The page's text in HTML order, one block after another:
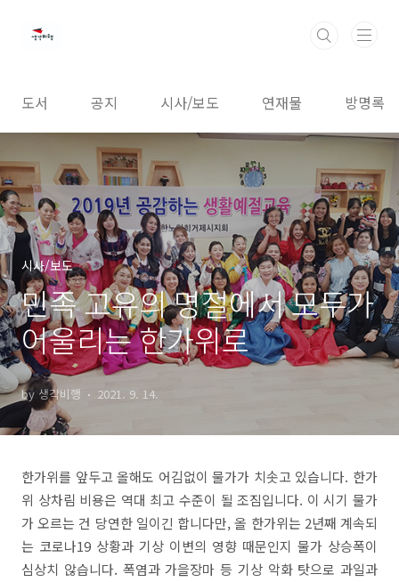
도서 공지 시사/보도 연재물 방명록
시사/보도
민족 고유의 명절에서 모두가
어울리는 한가위로
by 생각비행 2021. 9. 14.
한가위를 앞두고 올해도 어김없이 물가가 치솟고 있습니다. 한가
위 상차림 비용은 역대 최고 수준이 될 조짐입니다. 이 시기 물가
가 오르는 건 당연한 일이긴 합니다만, 올 한가위는 2년째 계속되
는 코로나19 상황과 기상 이변의 영향 때문인지 물가 상승폭이
심상치 않습니다. 폭염과 가을장마 등 기상 악화 탓으로 과일과